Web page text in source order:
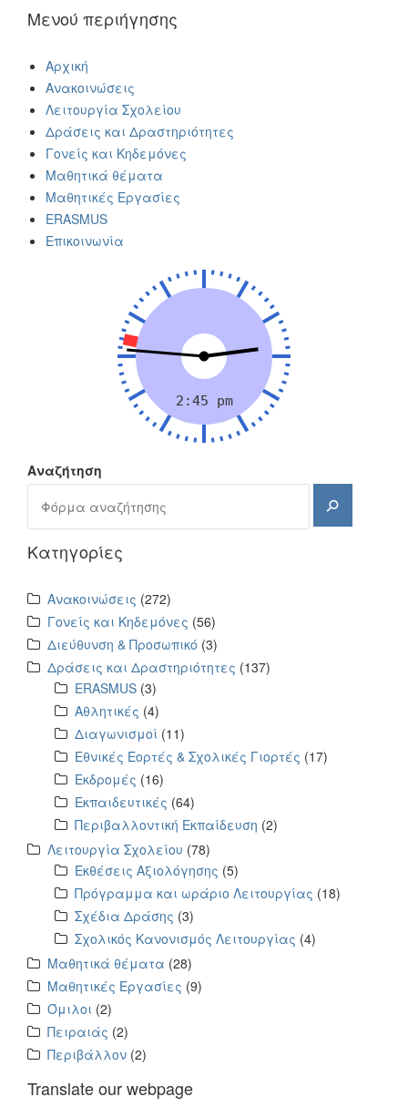
Μενού περιήγησης
Αρχική
Ανακοινώσεις
Λειτουργία Σχολείου
Δράσεις και Δραστηριότητες
Γονείς και Κηδεμόνες
Μαθητικά θέματα
Μαθητικές Εργασίες
ERASMUS
Επικοινωνία
Αναζήτηση
Αναζήτηση
Kατηγορίες
Ανακοινώσεις (272)
Γονείς και Κηδεμόνες (56)
Διεύθυνση & Προσωπικό (3)
Δράσεις και Δραστηριότητες (137)
ERASMUS (3)
Αθλητικές (4)
Διαγωνισμοί (11)
Εθνικές Εορτές & Σχολικές Γιορτές (17)
Εκδρομές (16)
Εκπαιδευτικές (64)
Περιβαλλοντική Εκπαίδευση (2)
Λειτουργία Σχολείου (78)
Εκθέσεις Αξιολόγησης (5)
Πρόγραμμα και ωράριο Λειτουργίας (18)
Σχέδια Δράσης (3)
Σχολικός Κανονισμός Λειτουργίας (4)
Μαθητικά θέματα (28)
Μαθητικές Εργασίες (9)
Όμιλοι (2)
Πειραιάς (2)
Περιβάλλον (2)
Translate our webpage